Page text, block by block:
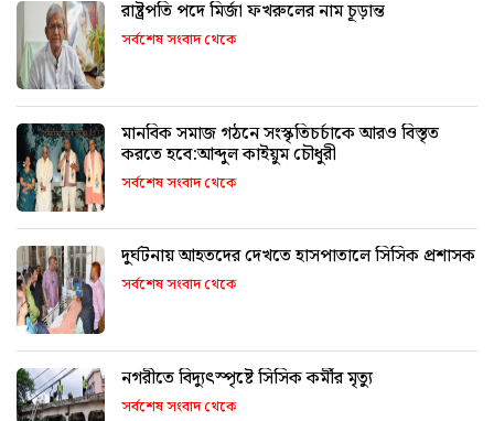
রাষ্ট্রপতি পদে মির্জা ফখরুলের নাম চূড়ান্ত
সর্বশেষ সংবাদ থেকে
মানবিক সমাজ গঠনে সংস্কৃতিচর্চাকে আরও বিস্তৃত
করতে হবে:আব্দুল কাইয়ুম চৌধুরী
সর্বশেষ সংবাদ থেকে
দুর্ঘটনায় আহতদের দেখতে হাসপাতালে সিসিক প্রশাসক
সর্বশেষ সংবাদ থেকে
নগরীতে বিদ্যুৎস্পৃষ্টে সিসিক কর্মীর মৃত্যু
সর্বশেষ সংবাদ থেকে